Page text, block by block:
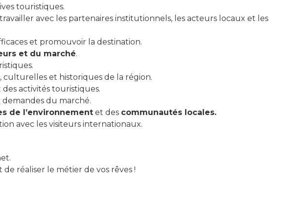
touristiques.
avec les partenaires institutionnels, les acteurs locaux et les
et promouvoir la destination.
et du marché.
culturelles et historiques de la région.
activités touristiques.
du marché.
de l’environnement et des communautés locales.
avec les visiteurs internationaux.
réaliser le métier de vos rêves !